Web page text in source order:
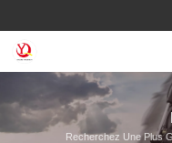
Recherchez Une Plus